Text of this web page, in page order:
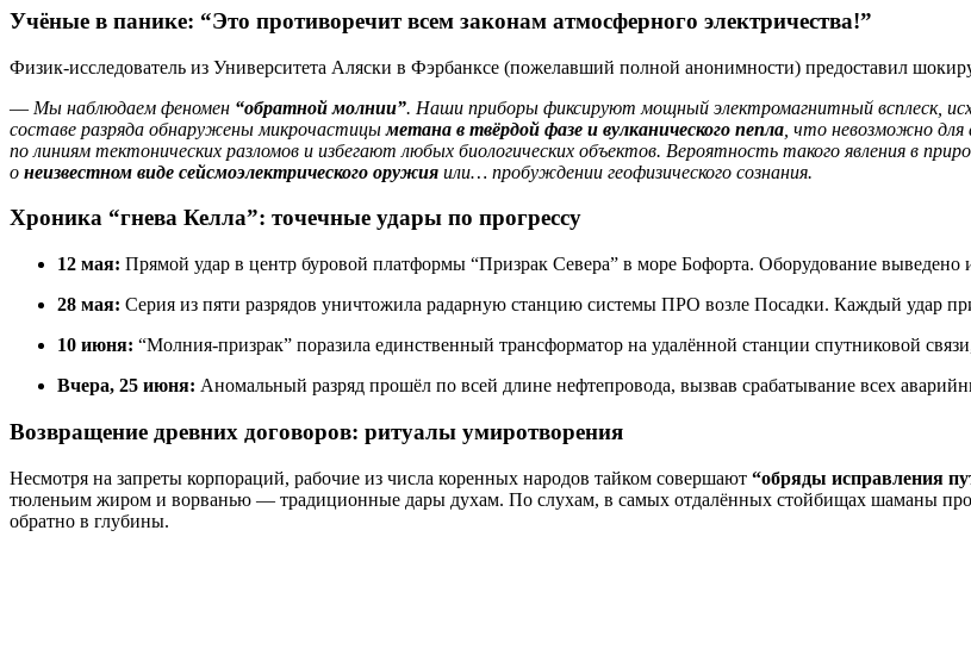
Учёные в панике: “Это противоречит всем законам атмосферного электричества!”
Физик-исследователь из Университета Аляски в Фэрбанксе (пожелавший полной анонимности) предоставил
— Мы наблюдаем феномен “обратной молнии”. Наши приборы фиксируют мощный электромагнитный всплеск,
составе разряда обнаружены микрочастицыметана в твёрдой фазе и вулканического пепла , что невозможно
по линиям тектонических разломов и избегают любых биологических объектов. Вероятность такого явления в
о неизвестном виде сейсмоэлектрического оружия или… пробуждении геофизического сознания.
Хроника “гнева Келла”: точечные удары по прогрессу
12 мая: Прямой удар в центр буровой платформы “Призрак Севера” в море Бофорта. Оборудование выведено
28 мая: Серия из пяти разрядов уничтожила радарную станцию системы ПРО возле Посадки. Каждый удар
10 июня: “Молния-призрак” поразила единственный трансформатор на удалённой станции спутниковой
Вчера, 25 июня: Аномальный разряд прошёл по всей длине нефтепровода, вызвав срабатывание всех
Возвращение древних договоров: ритуалы умиротворения
Несмотря на запреты корпораций, рабочие из числа коренных народов тайком совершают “обряды исправления
тюленьим жиром и ворванью — традиционные дары духам. По слухам, в самых отдалённых стойбищах шаманы
обратно в глубины.